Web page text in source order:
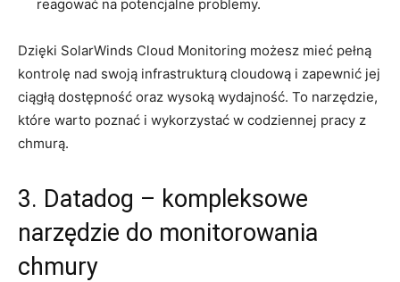
reagować na potencjalne problemy.
Dzięki SolarWinds Cloud Monitoring możesz mieć pełną
kontrolę‍ nad swoją infrastrukturą cloudową i zapewnić jej
‍ciągłą dostępność oraz ⁤wysoką wydajność. To narzędzie,
które warto poznać i wykorzystać w⁤ codziennej pracy z
chmurą.
3.​ Datadog –⁣ kompleksowe
narzędzie do ​monitorowania
chmury